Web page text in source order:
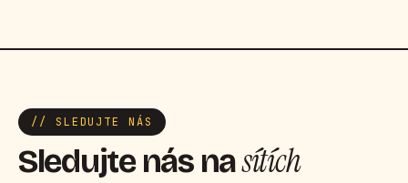
// SLEDUJTE NÁS
Sledujte nás nasítích